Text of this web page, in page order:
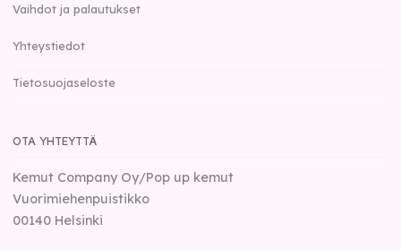
Vaihdot ja palautukset
Yhteystiedot
Tietosuojaseloste
OTA YHTEYTTÄ
Kemut Company Oy/Pop up kemut
Vuorimiehenpuistikko
00140 Helsinki